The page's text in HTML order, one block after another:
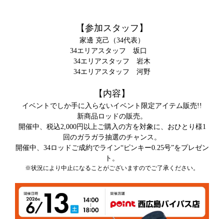
【参加スタッフ】
家邊 克己（34代表）
34エリアスタッフ 坂口
34エリアスタッフ 岩木
34エリアスタッフ 河野
【内容】
イベントでしか手に入らないイベント限定アイテム販売!!
新商品ロッドの販売。
開催中、税込2,000円以上ご購入の方を対象に、おひとり様1
回のガラガラ抽選のチャンス。
開催中、34ロッドご成約でライン“ピンキー0.25号”をプレゼン
ト。
※状況により中止になることがございますのでご了承ください。